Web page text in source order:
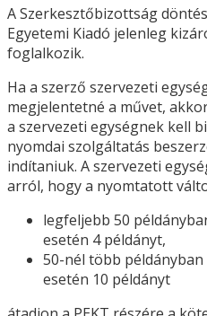
A Szerkesztőbizottság
Egyetemi Kiadó jelenleg
foglalkozik.
Ha a szerző szervezeti
megjelentetné a művet,
a szervezeti egységnek kell
nyomdai szolgáltatás
indítaniuk. A szervezeti
arról, hogy a nyomtatott
legfeljebb 50
esetén 4 példányt,
50-nél több
esetén 10 példányt